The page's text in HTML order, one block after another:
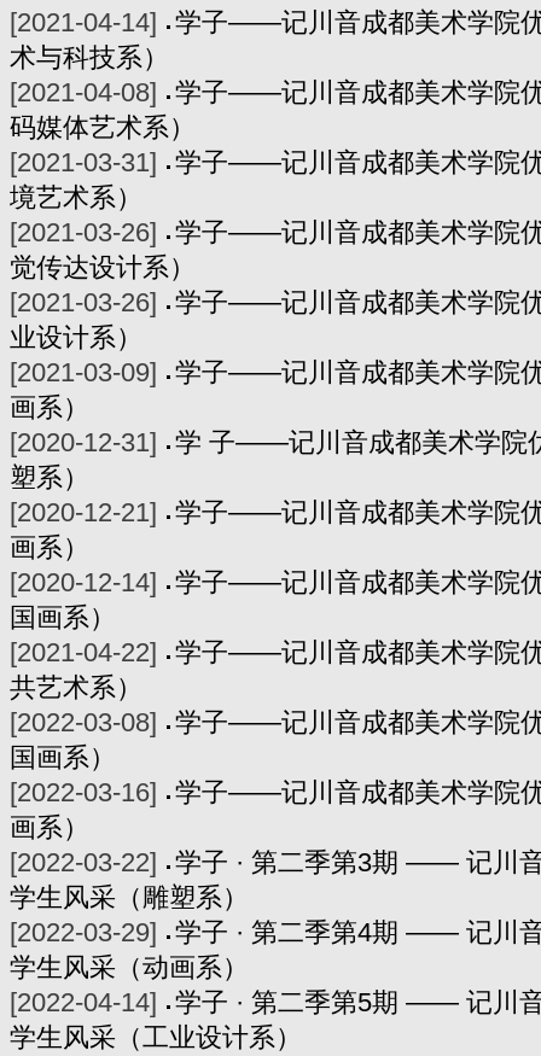
[2021-04-14]
学子——记川音成都美术学院
术与科技系）
[2021-04-08]
学子——记川音成都美术学院
码媒体艺术系）
[2021-03-31]
学子——记川音成都美术学院
境艺术系）
[2021-03-26]
学子——记川音成都美术学院
觉传达设计系）
[2021-03-26]
学子——记川音成都美术学院
业设计系）
[2021-03-09]
学子——记川音成都美术学院
画系）
[2020-12-31]
学 子——记川音成都美术学院
塑系）
[2020-12-21]
学子——记川音成都美术学院
画系）
[2020-12-14]
学子——记川音成都美术学院
国画系）
[2021-04-22]
学子——记川音成都美术学院
共艺术系）
[2022-03-08]
学子——记川音成都美术学院
国画系）
[2022-03-16]
学子——记川音成都美术学院
画系）
[2022-03-22]
学子 · 第二季第3期 —— 记川
学生风采（雕塑系）
[2022-03-29]
学子 · 第二季第4期 —— 记川
学生风采（动画系）
[2022-04-14]
学子 · 第二季第5期 —— 记川
学生风采（工业设计系）